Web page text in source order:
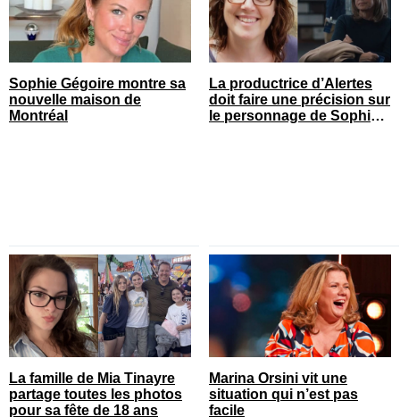
Sophie Gégoire montre sa
nouvelle maison de
Montréal
La productrice d’Alertes
doit faire une précision sur
le personnage de Sophie
La famille de Mia Tinayre
partage toutes les photos
pour sa fête de 18 ans
Marina Orsini vit une
situation qui n’est pas
facile